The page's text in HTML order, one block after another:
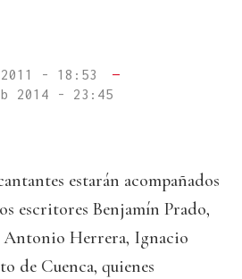
- 18:53
—
2014 - 23:45
estarán acompañados
escritores Benjamín Prado,
Antonio Herrera, Ignacio
de Cuenca, quienes